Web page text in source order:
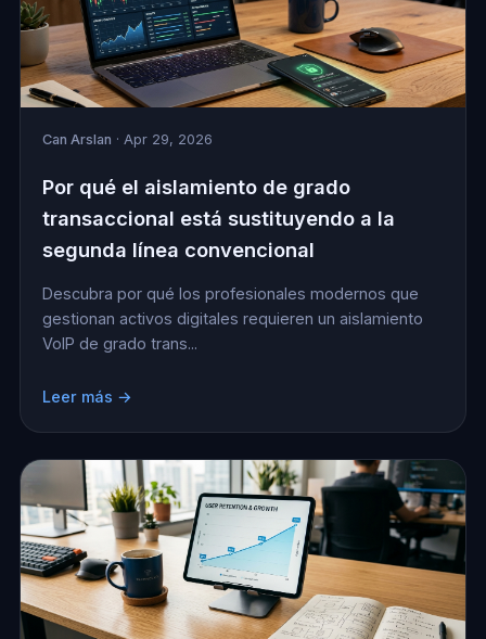
Can Arslan · Apr 29, 2026
Por qué el aislamiento de grado
transaccional está sustituyendo a la
segunda línea convencional
Descubra por qué los profesionales modernos que
gestionan activos digitales requieren un aislamiento
VoIP de grado trans...
Leer más →